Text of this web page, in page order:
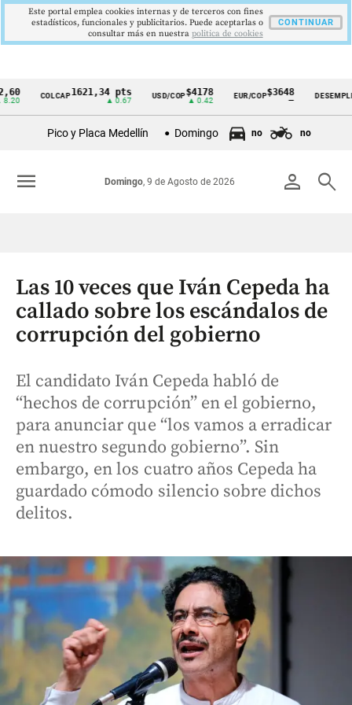
Cintillo
Colombia
COLCAP1621,34 pts USD/COP$4178
▲ 0.42
EUR/COP$3648 DESEMPLEO
▼
Pico y Placa Medellín Domingo no no
person search
Domingo, 9 de Agosto de 2026
menu
Las 10 veces que Iván Cepeda ha
callado sobre los escándalos de
corrupción del gobierno
El candidato Iván Cepeda habló de
“hechos de corrupción” en el gobierno,
para anunciar que “los vamos a erradicar
en nuestro segundo gobierno”. Sin
embargo, en los cuatro años Cepeda ha
guardado cómodo silencio sobre dichos
delitos.
Este portal emplea cookies internas y de terceros con fines
estadísticos, funcionales y publicitarios. Puede aceptarlas o
consultar más en nuestra politica de cookies
CONTINUAR